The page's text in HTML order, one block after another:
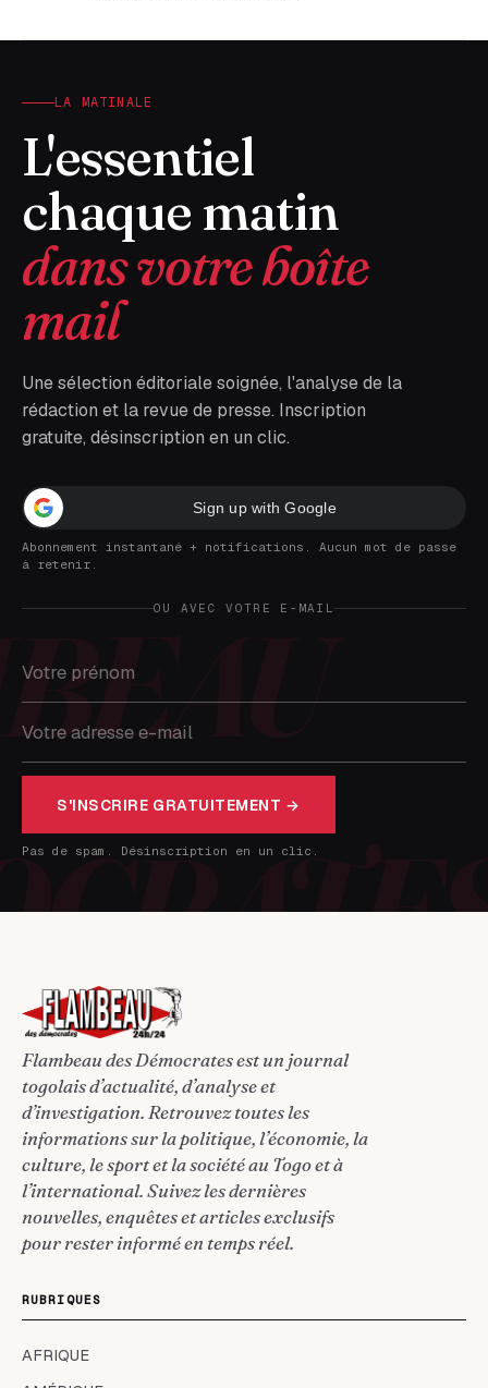
LA MATINALE
L'essentiel
chaque matin
dans votre boîte
mail
Une sélection éditoriale soignée, l'analyse de la
rédaction et la revue de presse. Inscription
gratuite, désinscription en un clic.
Sign up with Google
Abonnement instantané + notifications. Aucun mot de passe
à retenir.
OU AVEC VOTRE E-MAIL
S'INSCRIRE GRATUITEMENT →
Pas de spam. Désinscription en un clic.
Flambeau des Démocrates est un journal
togolais d’actualité, d’analyse et
d’investigation. Retrouvez toutes les
informations sur la politique, l’économie, la
culture, le sport et la société au Togo et à
l’international. Suivez les dernières
nouvelles, enquêtes et articles exclusifs
pour rester informé en temps réel.
RUBRIQUES
AFRIQUE